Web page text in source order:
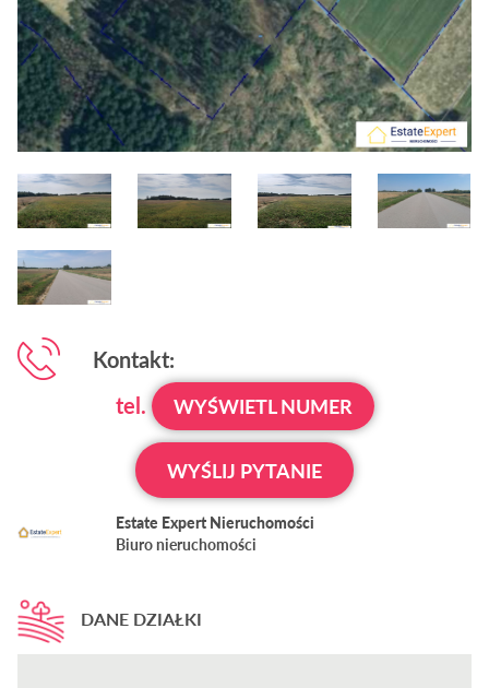
Kontakt:
tel.
WYŚWIETL NUMER
WYŚLIJ PYTANIE
Estate Expert Nieruchomości
Biuro nieruchomości
DANE DZIAŁKI